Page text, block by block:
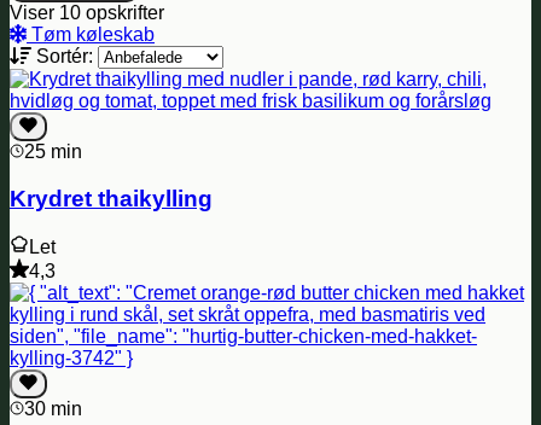
Viser 10 opskrifter
Tøm køleskab
Sortér:
25 min
Krydret thaikylling
Let
4,3
30 min